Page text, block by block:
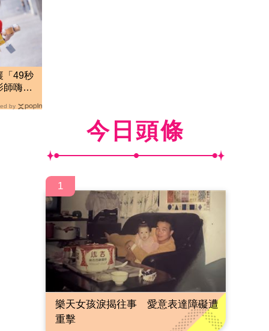
「49秒
嗨到
by
今日頭條
1
樂天女孩淚揭往事 愛意表達障礙遭
重擊